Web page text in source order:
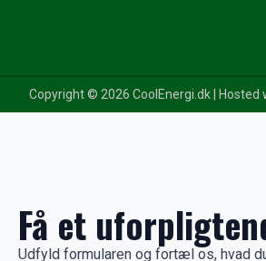
Copyright © 2026 CoolEnergi.dk | Hosted
Få et
Udfyld formularen og fortæl os, hvad